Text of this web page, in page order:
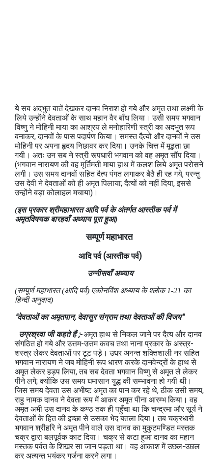
ये सब अदभुत बातें देखकर दानव निराश हो गये और अमृत तथा लक्ष्मी के
लिये उन्होंने देवताओं के साथ महान वैर बाँध लिया। उसी समय भगवान
विष्णु ने मोहिनी माया का आश्रय ले मनोहारिणी स्त्री का अदभुत रूप
बनाकर, दानवों के पास पदार्पण किया। समस्त दैत्यों और दानवों ने उस
मोहिनी पर अपना हृदय निछावर कर दिया। उनके चित्त में मूढ़ता छा
गयी। अतः उन सब ने स्त्री रूपधारी भगवान को वह अमृत सौंप दिया।
(भगवान नारायण की वह मूर्तिमती माया हाथ में कलश लिये अमृत परोसने
लगी। उस समय दानवों सहित दैत्य पंगत लगाकर बैठै ही रह गये, परन्तु
उस देवी ने देवताओं को ही अमृत पिलाया; दैत्यों को नहीं दिया, इससे
उन्होंने बड़ा कोलाहल मचाया)।
(इस प्रकार श्रीमहाभारत आदि पर्व के अंतर्गत आस्तीक पर्व में
अमृतविषयक बारहवाँ अध्याय पूरा हुआ)
सम्पूर्ण महाभारत
आदि पर्व (आस्तीकपर्व)
उन्नीसवाँ अध्याय
(सम्पूर्ण महाभारत (आदि पर्व) एकोनविंश अध्‍याय के श्लोक 1-21 का
हिन्दी अनुवाद)
"देवताओं का अमृतपान, देवासुर संग्राम तथा देवताओं की विजय"
उग्रश्रवा जी कहते हैं ;-अमृत हाथ से निकल जाने पर दैत्य और दानव
संगठित हो गये और उत्तम-उत्तम कवच तथा नाना प्रकार के अस्त्र-
शस्त्र लेकर देवताओं पर टूट पड़े। उधर अनन्त शक्तिशाली नर सहित
भगवान नारायण ने जब मोहिनी रूप धारण करके दानवेन्द्रों के हाथ से
अमृत लेकर हड़प लिया, तब सब देवता भगवान विष्णु से अमृत ले लेकर
पीने लगे; क्योंकि उस समय घमासान युद्ध की सम्भावना हो गयी थी।
जिस समय देवता उस अभीष्ट अमृत का पान कर रहे थे, ठीक उसी समय,
राहु नामक दानव ने देवता रूप में आकर अमृत पीना आरम्भ किया। वह
अमृत अभी उस दानव के कण्ठ तक ही पहुँचा था कि चन्द्रमा और सूर्य ने
देवताओं के हित की इच्छा से उसका भेद बतला दिया। तब चक्रधारी
भगवान श्रीहरि ने अमृत पीने वाले उस दानव का मुकुटमण्डित मस्तक
चक्र द्वारा बलपूर्वक काट दिया। चक्र से कटा हुआ दानव का महान
मस्तक पर्वत के शिखर सा जान पड़ता था। वह आकाश में उछल-उछल
कर अत्यन्त भयंकर गर्जना करने लगा।